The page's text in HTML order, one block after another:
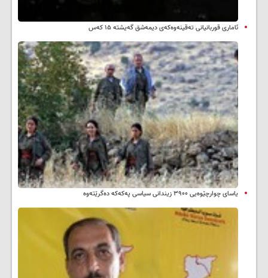
ئاماری قوربانیانی تەقینەوەکەی دیمەشق گەیشتە ۱۵ کەس
یاسای چوارچێوەیی ۳۹۰۰ زیندانی سیاسی پەکەکە دەگرێتەوە